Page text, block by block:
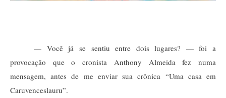
— Você já se sentiu entre dois lugares? — foi a
provocação que o cronista Anthony Almeida fez numa
mensagem, antes de me enviar sua crônica “Uma casa em
Caruvenceslauru”.